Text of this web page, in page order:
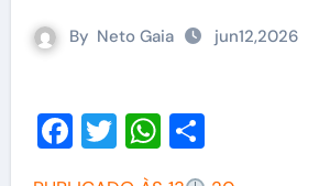
By Neto Gaia jun12,2026
Facebook
TwitterWhatsApp
Share